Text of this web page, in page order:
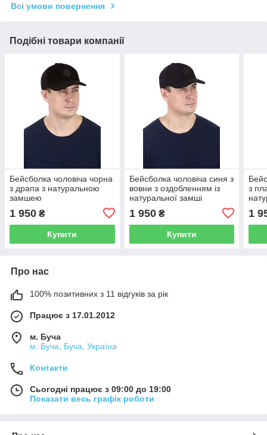
Всі умови повернення
Подібні товари компанії
Бейсболка чоловіча чорна
з драпа з натуральною
замшею
1 950 ₴
Купити
Бейсболка чоловіча синя з
вовни з оздобленням із
натуральної замші
1 950₴
Купити
з
1
Про нас
100% позитивних з 11 відгуків за рік
Працює з 17.01.2012
м. Буча
м. Буча, Буча, Україна
Контакти
Сьогодні працює з 09:00 до 19:00
Показати весь графік роботи